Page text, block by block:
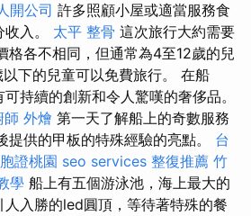
開公司 許多照顧小屋或適當服務食
入。 太平 整骨 這次旅行大約需要
格各不相同，但通常為4至12歲的兒
下的兒童可以免費旅行。 在船
持續的創新和令人驚嘆的奢侈品。
師 外燴 第一天了解船上的奇數服務
提供的甲板的特殊經驗的亮點。 台
證桃園 seo services 整復推薦 竹
學 船上有五個游泳池，海上最大的
入勝的led圓頂，等待著特殊的餐